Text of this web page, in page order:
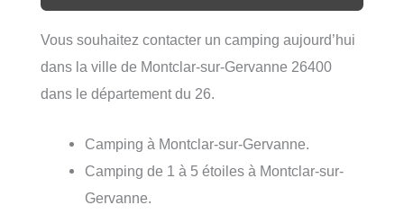
Vous souhaitez contacter un camping aujourd’hui
dans la ville de Montclar-sur-Gervanne 26400
dans le département du 26.
Camping à Montclar-sur-Gervanne.
Camping de 1 à 5 étoiles à Montclar-sur-
Gervanne.